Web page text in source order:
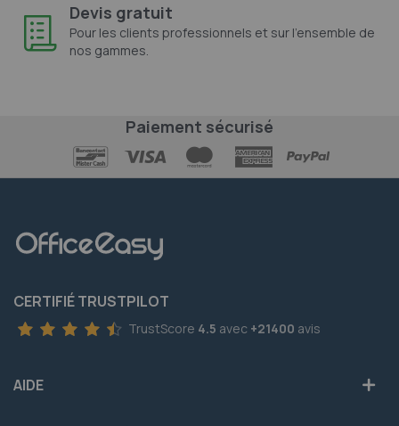
Devis gratuit
Pour les clients professionnels et sur l'ensemble de
nos gammes.
Paiement sécurisé
CERTIFIÉ TRUSTPILOT
TrustScore 4.5 avec +21400 avis
AIDE